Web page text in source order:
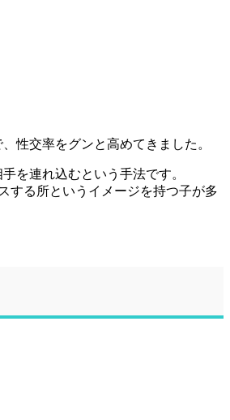
性交率をグンと高めてきました。
を連れ込むという手法です。
する所というイメージを持つ子が多